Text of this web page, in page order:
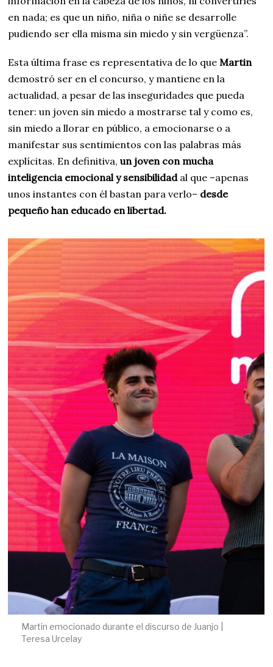
en nada; es que un niño, niña o niñe se desarrolle
pudiendo ser ella misma sin miedo y sin vergüenza”.
Esta última frase es representativa de lo que Martin
demostró ser en el concurso, y mantiene en la
actualidad, a pesar de las inseguridades que pueda
tener: un joven sin miedo a mostrarse tal y como es,
sin miedo a llorar en público, a emocionarse o a
manifestar sus sentimientos con las palabras más
explícitas. En definitiva, un joven con mucha
inteligencia emocional y sensibilidadal que –apenas
unos instantes con él bastan para verlo– desde
pequeño han educado en libertad.
Martin emocionado durante el discurso de Juanjo |
Teresa Urcelay